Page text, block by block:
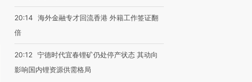
20:14 海外金融专才回流香港 外籍工作签证翻
倍
20:12 宁德时代宜春锂矿仍处停产状态 其动向
影响国内锂资源供需格局